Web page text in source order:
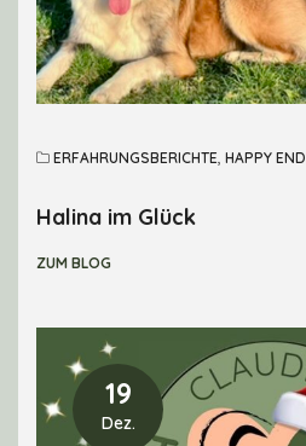
ERFAHRUNGSBERICHTE HAPPY END
Halina im Glück
ZUM BLOG
19
Dez.